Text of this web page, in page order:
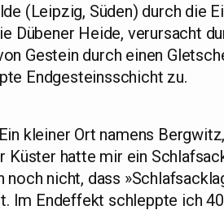
(Leip­zig, Süden) durch die
Dübe­ner Hei­de, ver­ur­sacht
Gestein durch einen
End­ge­steins­schicht zu.
klei­ner Ort namens
Küs­ter hat­te mir ein
noch nicht, dass
Im End­ef­fekt schlepp­te ich